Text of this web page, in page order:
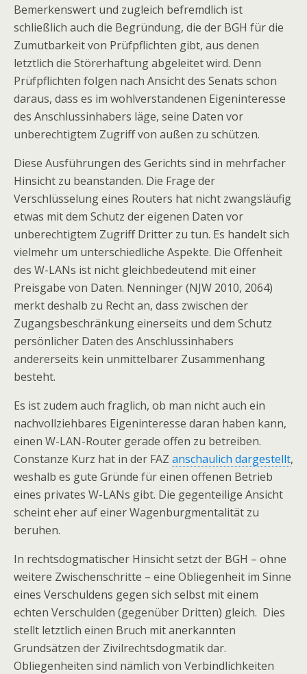
Bemerkenswert und zugleich befremdlich ist
schließlich auch die Begründung, die der BGH für die
Zumutbarkeit von Prüfpflichten gibt, aus denen
letztlich die Störerhaftung abgeleitet wird. Denn
Prüfpflichten folgen nach Ansicht des Senats schon
daraus, dass es im wohlverstandenen Eigeninteresse
des Anschlussinhabers läge, seine Daten vor
unberechtigtem Zugriff von außen zu schützen.
Diese Ausführungen des Gerichts sind in mehrfacher
Hinsicht zu beanstanden. Die Frage der
Verschlüsselung eines Routers hat nicht zwangsläufig
etwas mit dem Schutz der eigenen Daten vor
unberechtigtem Zugriff Dritter zu tun. Es handelt sich
vielmehr um unterschiedliche Aspekte. Die Offenheit
des W-LANs ist nicht gleichbedeutend mit einer
Preisgabe von Daten. Nenninger (NJW 2010, 2064)
merkt deshalb zu Recht an, dass zwischen der
Zugangsbeschränkung einerseits und dem Schutz
persönlicher Daten des Anschlussinhabers
andererseits kein unmittelbarer Zusammenhang
besteht.
Es ist zudem auch fraglich, ob man nicht auch ein
nachvollziehbares Eigeninteresse daran haben kann,
einen W-LAN-Router gerade offen zu betreiben.
Constanze Kurz hat in der FAZ anschaulich dargestellt,
weshalb es gute Gründe für einen offenen Betrieb
eines privates W-LANs gibt. Die gegenteilige Ansicht
scheint eher auf einer Wagenburgmentalität zu
beruhen.
In rechtsdogmatischer Hinsicht setzt der BGH – ohne
weitere Zwischenschritte – eine Obliegenheit im Sinne
eines Verschuldens gegen sich selbst mit einem
echten Verschulden (gegenüber Dritten) gleich. Dies
stellt letztlich einen Bruch mit anerkannten
Grundsätzen der Zivilrechtsdogmatik dar.
Obliegenheiten sind nämlich von Verbindlichkeiten